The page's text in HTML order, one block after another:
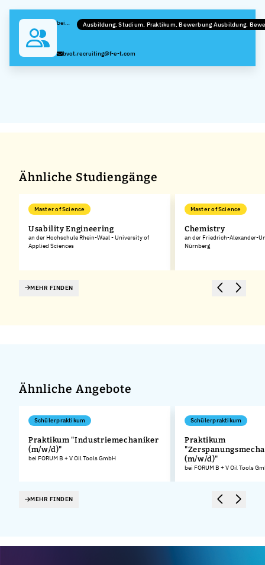
bei
Tools
Ausbildung, Studium, Praktikum, Bewerbung Ausbildung,
bvot.recruiting@f-e-t.com
Ähnliche Studiengänge
Master of Science
Usability Engineering
an der Hochschule Rhein-Waal - University of
Applied Sciences
Master of Science
Chemistry
an der Friedrich-Alexander-
Nürnberg
MEHR FINDEN
Ähnliche Angebote
Schülerpraktikum
Praktikum "Industriemechaniker
(m/w/d)"
bei FORUM B + V Oil Tools GmbH
Schülerpraktikum
Praktikum
(m/w/d)"
bei FORUM B + V Oil Tools
MEHR FINDEN